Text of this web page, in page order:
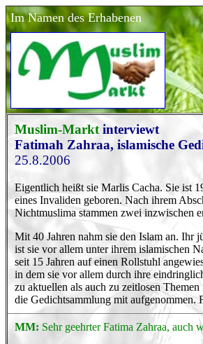
Im Namen des Erhabenen
Muslim-Markt interviewt
Fatimah Zahraa, islamische
25.8.2006
Eigentlich heißt sie Marlis Cacha. Sie ist
eines Invaliden geboren. Nach ihrem
Nichtmuslima stammen zwei inzwischen
Mit 40 Jahren nahm sie den Islam an. Ihr
ist sie vor allem unter ihrem islamischen
seit 15 Jahren auf einen Rollstuhl
in dem sie vor allem durch ihre
zu aktuellen als auch zu zeitlosen
die Gedichtsammlung mit aufgenommen.
MM: Sehr geehrter Fatima Zahraa, auch